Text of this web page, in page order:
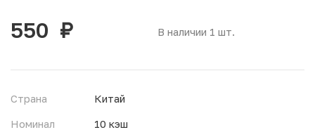
В наличии 1 шт.
550 руб.
Страна
Китай
Номинал
10 кэш